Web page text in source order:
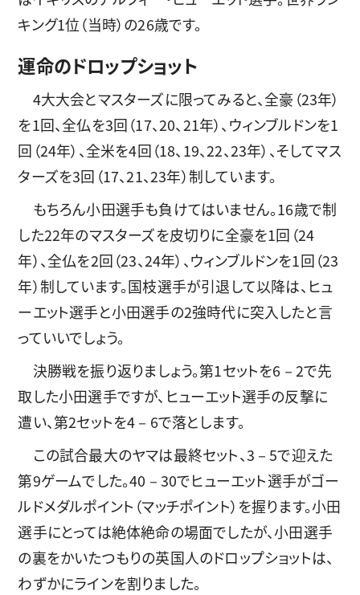
キング1位（当時）の26歳です。
運命のドロップショット
4大大会とマスターズに限ってみると、全豪（23年）
を1回、全仏を3回（17、20、21年）、ウィンブルドンを1
回（24年）、全米を4回（18、19、22、23年）、そしてマス
ターズを3回（17、21、23年）制しています。
もちろん小田選手も負けてはいません。16歳で制
した22年のマスターズを皮切りに全豪を1回（24
年）、全仏を2回（23、24年）、ウィンブルドンを1回（23
年）制しています。国枝選手が引退して以降は、ヒュ
ーエット選手と小田選手の2強時代に突入したと言
っていいでしょう。
決勝戦を振り返りましょう。第1セットを6－2で先
取した小田選手ですが、ヒューエット選手の反撃に
遭い、第2セットを4－6で落とします。
この試合最大のヤマは最終セット、3－5で迎えた
第9ゲームでした。40－30でヒューエット選手がゴー
ルドメダルポイント（マッチポイント）を握ります。小田
選手にとっては絶体絶命の場面でしたが、小田選手
の裏をかいたつもりの英国人のドロップショットは、
わずかにラインを割りました。